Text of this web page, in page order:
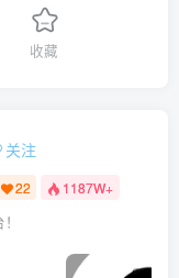
收藏
关注
22 1187W+